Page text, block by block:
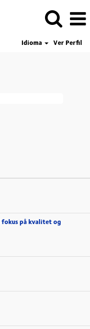
Idioma
Ver Perfil
fokus på kvalitet og